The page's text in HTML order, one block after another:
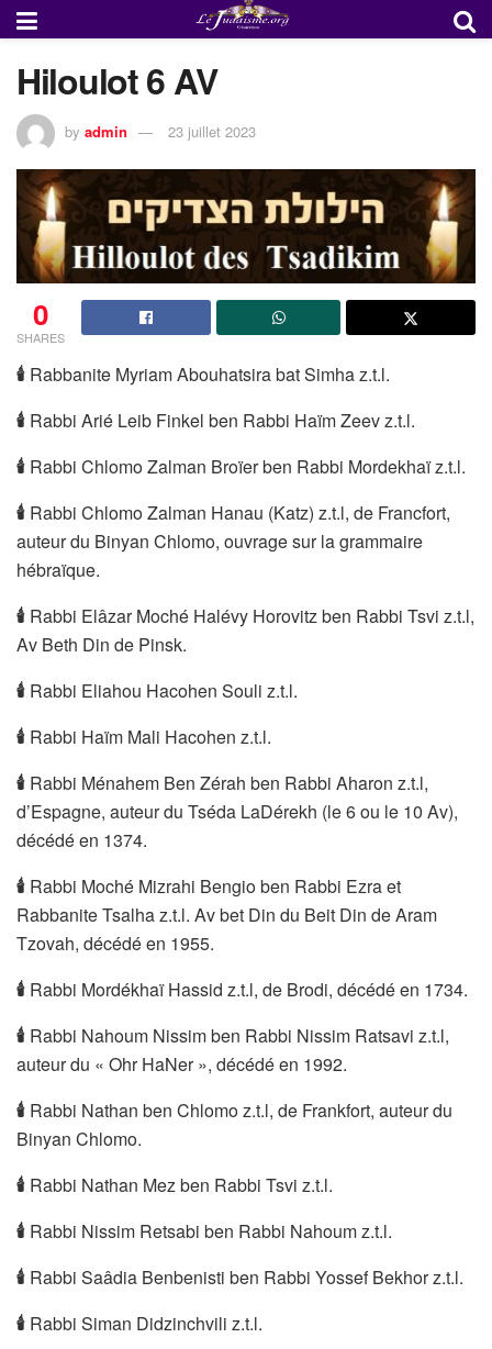
Hiloulot 6 AV
by admin 23 juillet 2023
0
SHARES
🕯 Rabbanite Myriam Abouhatsira bat Simha z.t.l.
🕯 Rabbi Arié Leib Finkel ben Rabbi Haïm Zeev z.t.l.
🕯 Rabbi Chlomo Zalman Broïer ben Rabbi Mordekhaï z.t.l.
🕯 Rabbi Chlomo Zalman Hanau (Katz) z.t.l, de Francfort,
auteur du Binyan Chlomo, ouvrage sur la grammaire
hébraïque.
🕯 Rabbi Elâzar Moché Halévy Horovitz ben Rabbi Tsvi z.t.l,
Av Beth Din de Pinsk.
🕯 Rabbi Eliahou Hacohen Souli z.t.l.
🕯 Rabbi Haïm Mali Hacohen z.t.l.
🕯 Rabbi Ménahem Ben Zérah ben Rabbi Aharon z.t.l,
d’Espagne, auteur du Tséda LaDérekh (le 6 ou le 10 Av),
décédé en 1374.
🕯 Rabbi Moché Mizrahi Bengio ben Rabbi Ezra et
Rabbanite Tsalha z.t.l. Av bet Din du Beit Din de Aram
Tzovah, décédé en 1955.
🕯 Rabbi Mordékhaï Hassid z.t.l, de Brodi, décédé en 1734.
🕯 Rabbi Nahoum Nissim ben Rabbi Nissim Ratsavi z.t.l,
auteur du « Ohr HaNer », décédé en 1992.
🕯 Rabbi Nathan ben Chlomo z.t.l, de Frankfort, auteur du
Binyan Chlomo.
🕯 Rabbi Nathan Mez ben Rabbi Tsvi z.t.l.
🕯 Rabbi Nissim Retsabi ben Rabbi Nahoum z.t.l.
🕯 Rabbi Saâdia Benbenisti ben Rabbi Yossef Bekhor z.t.l.
🕯 Rabbi Siman Didzinchvili z.t.l.